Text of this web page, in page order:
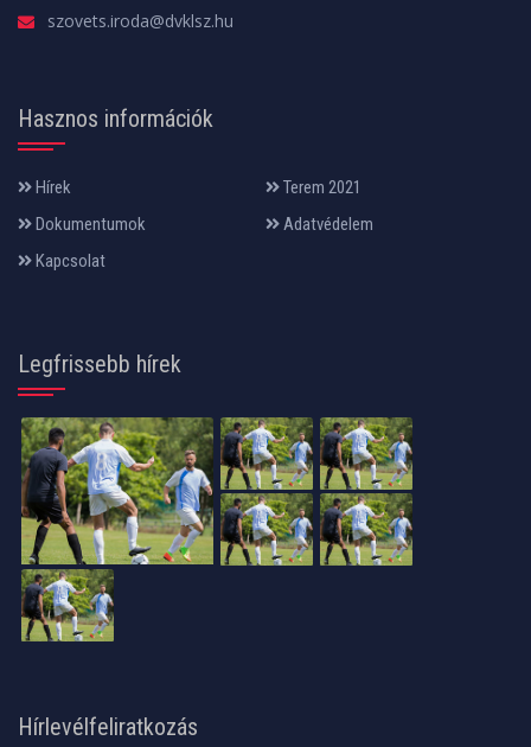
szovets.iroda@dvklsz.hu
Hasznos információk
Hírek
Terem 2021
Dokumentumok
Adatvédelem
Kapcsolat
Legfrissebb hírek
Hírlevélfeliratkozás